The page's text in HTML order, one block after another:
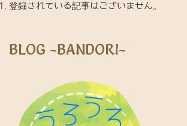
登録されている記事はございません。
BLOG ~BANDORI~